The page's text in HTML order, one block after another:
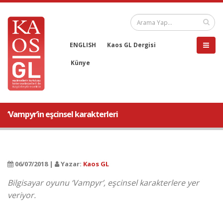
ENGLISH Kaos GL Dergisi
Künye
‘Vampyr’in eşcinsel karakterleri
06/07/2018 | Yazar: Kaos GL
Bilgisayar oyunu ‘Vampyr’, eşcinsel karakterlere yer
veriyor.